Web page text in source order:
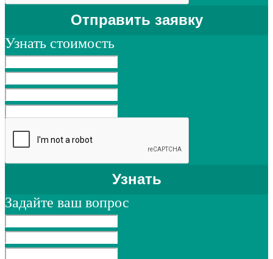
Узнать стоимость
Задайте ваш вопрос